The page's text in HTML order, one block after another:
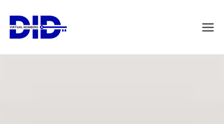
konten
DIDVirtualNumb